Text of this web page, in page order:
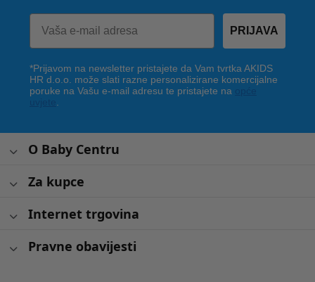
PRIJAVA
*Prijavom na newsletter pristajete da Vam tvrtka AKIDS
HR d.o.o. može slati razne personalizirane komercijalne
poruke na Vašu e-mail adresu te pristajete na
O Baby Centru
Za kupce
Internet trgovina
Pravne obavijesti